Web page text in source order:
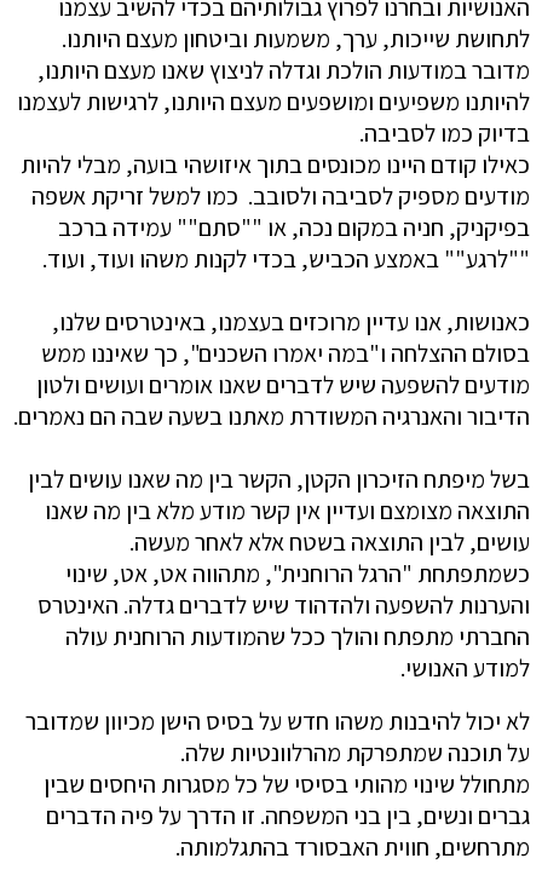
האנושיות ובחרנו לפרוץ גבולותיהם בכדי להשיב עצמנו
לתחושת שייכות, ערך, משמעות וביטחון מעצם היותנו.
מדובר במודעות הולכת וגדלה לניצוץ שאנו מעצם היותנו,
להיותנו משפיעים ומושפעים מעצם היותנו, לרגישות לעצמנו
בדיוק כמו לסביבה.
כאילו קודם היינו מכונסים בתוך איזושהי בועה, מבלי להיות
מודעים מספיק לסביבה ולסובב. כמו למשל זריקת אשפה
בפיקניק, חניה במקום נכה, או ""סתם"" עמידה ברכב
""לרגע"" באמצע הכביש, בכדי לקנות משהו ועוד, ועוד.
כאנושות, אנו עדיין מרוכזים בעצמנו, באינטרסים שלנו,
בסולם ההצלחה ו"במה יאמרו השכנים", כך שאיננו ממש
מודעים להשפעה שיש לדברים שאנו אומרים ועושים ולטון
הדיבור והאנרגיה המשודרת מאתנו בשעה שבה הם נאמרים.
בשל מיפתח הזיכרון הקטן, הקשר בין מה שאנו עושים לבין
התוצאה מצומצם ועדיין אין קשר מודע מלא בין מה שאנו
עושים, לבין התוצאה בשטח אלא לאחר מעשה.
כשמתפתחת "הרגל הרוחנית", מתהווה אט, אט, שינוי
והערנות להשפעה ולהדהוד שיש לדברים גדלה. האינטרס
החברתי מתפתח והולך ככל שהמודעות הרוחנית עולה
למודע האנושי.
לא יכול להיבנות משהו חדש על בסיס הישן מכיוון שמדובר
על תוכנה שמתפרקת מהרלוונטיות שלה.
מתחולל שינוי מהותי בסיסי של כל מסגרות היחסים שבין
גברים ונשים, בין בני המשפחה. זו הדרך על פיה הדברים
מתרחשים, חווית האבסורד בהתגלמותה.